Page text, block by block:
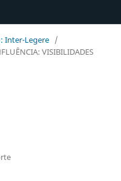
Inter-Legere /
VISIBILIDADES